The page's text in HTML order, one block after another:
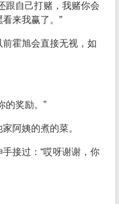
跟自己打赌，我赌你会
来我赢了。”
霍旭会直接无视，如
的奖励。”
阿姨的煮的菜。
接过：“哎呀谢谢，你